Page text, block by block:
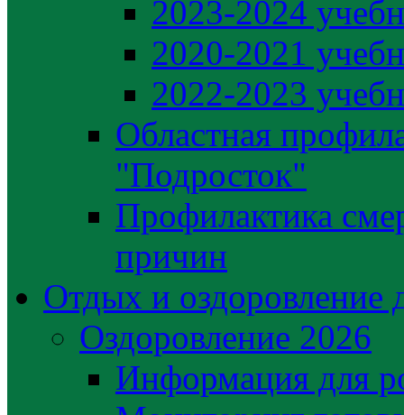
2023-2024
2020-2021
2022-2023
Областная
"Подросток"
Профилактика
причин
Отдых и оздоровление
Оздоровление 2026
Информация для